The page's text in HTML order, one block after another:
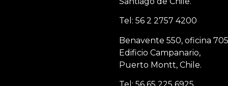
Tel: 56 2 2757 4200
Benavente 550, oficina
Edificio Campanario,
Puerto Montt, Chile.